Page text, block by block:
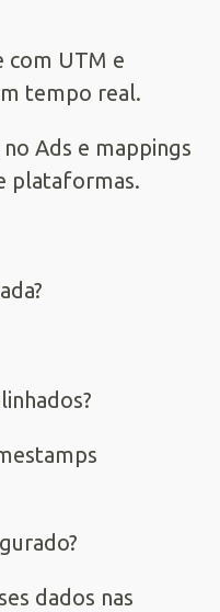
com UTM e
tempo real.
Ads e mappings
plataformas.
dados nas